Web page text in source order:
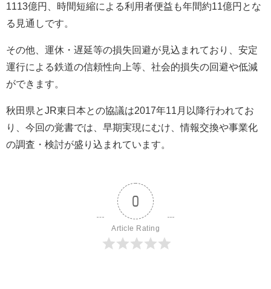
1113億円、時間短縮による利用者便益も年間約11億円とな
る見通しです。
その他、運休・遅延等の損失回避が見込まれており、安定
運行による鉄道の信頼性向上等、社会的損失の回避や低減
ができます。
秋田県とJR東日本との協議は2017年11月以降行われてお
り、今回の覚書では、早期実現にむけ、情報交換や事業化
の調査・検討が盛り込まれています。
0
Article Rating